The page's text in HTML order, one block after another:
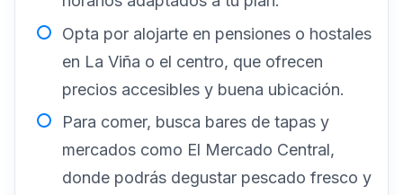
Opta por alojarte en pensiones o hostales
en La Viña o el centro, que ofrecen
precios accesibles y buena ubicación.
Para comer, busca bares de tapas y
mercados como El Mercado Central,
donde podrás degustar pescado fresco y